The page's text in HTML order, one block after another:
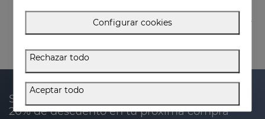
Suscríbete a nuestra newsletter y recibe un
20% de descuento en tu próxima compra
Configurar cookies
Rechazar todo
Aceptar todo